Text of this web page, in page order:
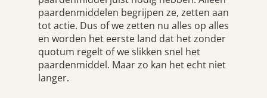
paardenmiddelen begrijpen ze, zetten aan
tot actie. Dus of we zetten nu alles op alles
en worden het eerste land dat het zonder
quotum regelt of we slikken snel het
paardenmiddel. Maar zo kan het echt niet
langer.